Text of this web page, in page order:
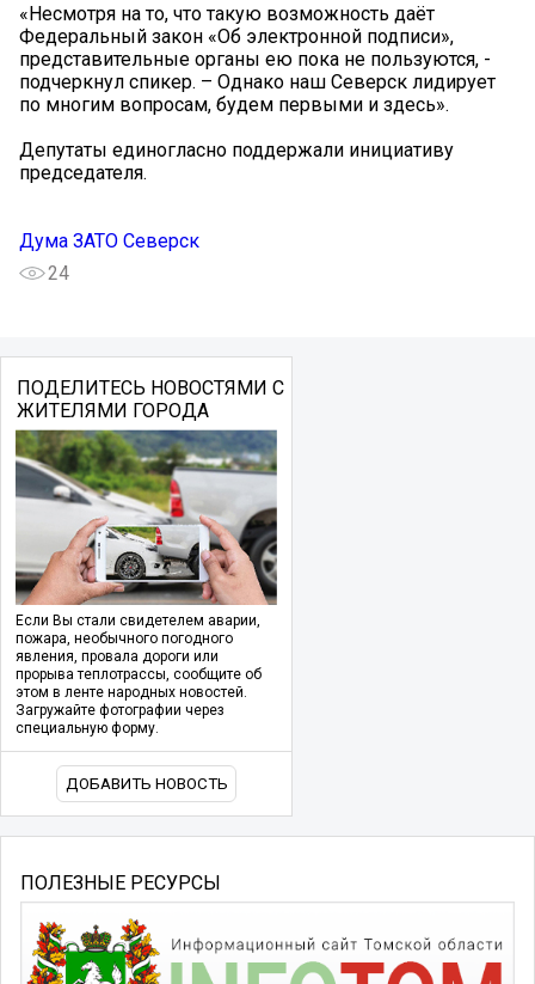
«Несмотря на то, что такую возможность даёт
Федеральный закон «Об электронной подписи»,
представительные органы ею пока не пользуются, -
подчеркнул спикер. – Однако наш Северск лидирует
по многим вопросам, будем первыми и здесь».
Депутаты единогласно поддержали инициативу
председателя.
Дума ЗАТО Северск
24
ПОДЕЛИТЕСЬ НОВОСТЯМИ С
ЖИТЕЛЯМИ ГОРОДА
Если Вы стали свидетелем аварии,
пожара, необычного погодного
явления, провала дороги или
прорыва теплотрассы, сообщите об
этом в ленте народных новостей.
Загружайте фотографии через
специальную форму.
ДОБАВИТЬ НОВОСТЬ
ПОЛЕЗНЫЕ РЕСУРСЫ